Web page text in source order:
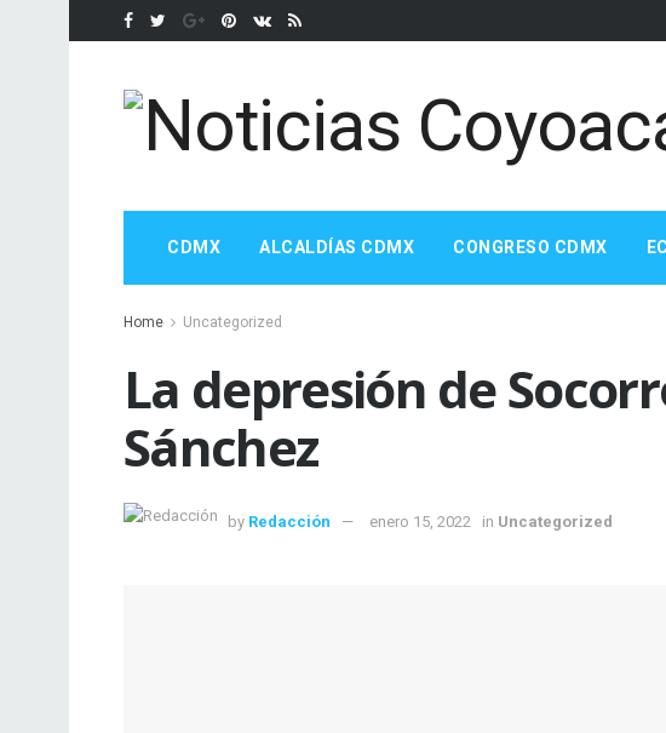
CDMX ALCALDÍAS CDMX CONGRESO CDMX
Home Uncategorized
La depresión de
Sánchez
by Redacción enero 15, 2022 in Uncategorized